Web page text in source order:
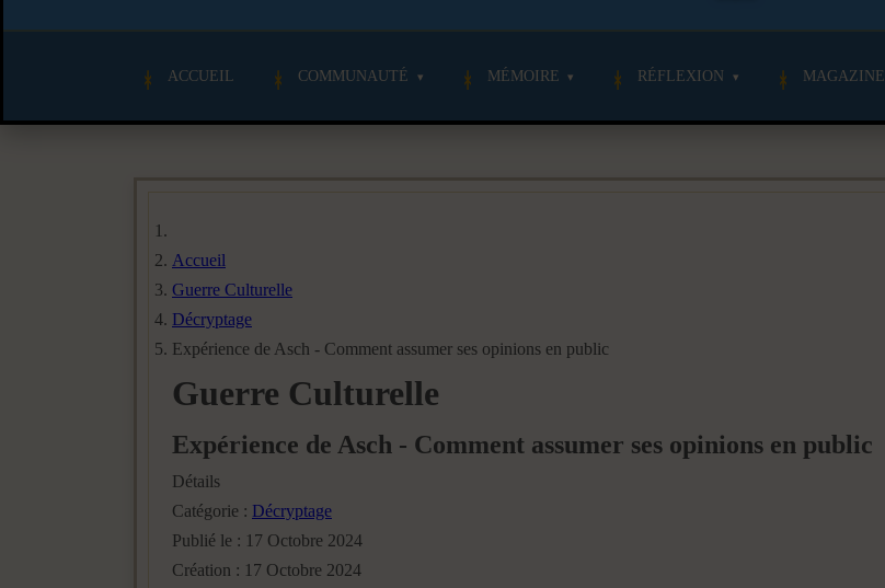
ACCUEIL COMMUNAUTÉ MÉMOIRE RÉFLEXION MAGAZINE
Accueil
Guerre Culturelle
Décryptage
Expérience de Asch - Comment assumer ses opinions en public
Guerre Culturelle
Expérience de Asch - Comment assumer ses opinions en public
Détails
Catégorie : Décryptage
Publié le : 17 Octobre 2024
Création : 17 Octobre 2024